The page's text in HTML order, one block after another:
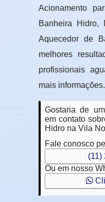
Acionamento
Banheira Hidro,
Aquecedor de
melhores
profissionais
mais informações.
Gostaria de
em contato
Hidro na Vila
Fale conosco
(11)
Ou em nosso